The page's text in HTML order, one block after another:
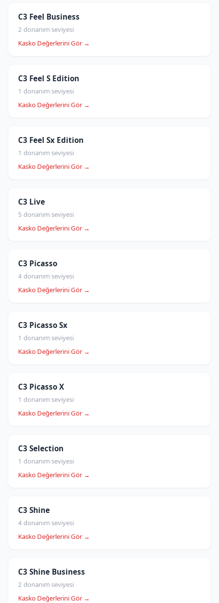
C3 Feel Business
2 donanım seviyesi
Kasko Değerlerini Gör →
C3 Feel S Edition
1 donanım seviyesi
Kasko Değerlerini Gör →
C3 Feel Sx Edition
1 donanım seviyesi
Kasko Değerlerini Gör →
C3 Live
5 donanım seviyesi
Kasko Değerlerini Gör →
C3 Picasso
4 donanım seviyesi
Kasko Değerlerini Gör →
C3 Picasso Sx
1 donanım seviyesi
Kasko Değerlerini Gör →
C3 Picasso X
1 donanım seviyesi
Kasko Değerlerini Gör →
C3 Selection
1 donanım seviyesi
Kasko Değerlerini Gör →
C3 Shine
4 donanım seviyesi
Kasko Değerlerini Gör →
C3 Shine Business
2 donanım seviyesi
Kasko Değerlerini Gör →